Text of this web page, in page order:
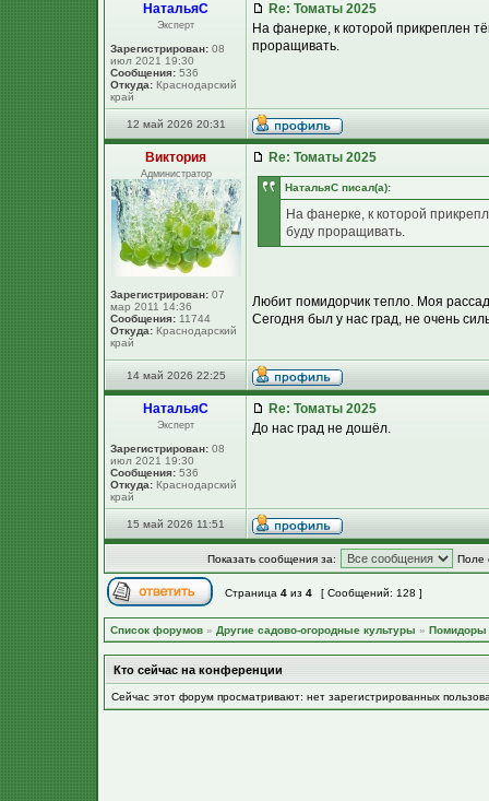
НатальяС
Эксперт
Зарегистрирован: 08
июл 2021 19:30
Сообщения: 536
Откуда: Краснодарский
край
Re: Томаты 2025
На фанерке, к которой прикреплен
проращивать.
12 май 2026 20:31
Виктория
Администратор
Зарегистрирован: 07
мар 2011 14:36
Сообщения: 11744
Откуда: Краснодарский
край
Re: Томаты 2025
НатальяС писал(а):
На фанерке, к которой
буду проращивать.
Любит помидорчик тепло. Моя
Сегодня был у нас град, не очень
14 май 2026 22:25
НатальяС
Эксперт
Зарегистрирован: 08
июл 2021 19:30
Сообщения: 536
Откуда: Краснодарский
край
Re: Томаты 2025
До нас град не дошёл.
15 май 2026 11:51
Показать сообщения за: Поле
Страница 4 из 4 [ Сообщений: 128 ]
Список форумов » Другие садово-огородные культуры » Помидоры
Кто сейчас на конференции
Сейчас этот форум просматривают: нет зарегистрированных